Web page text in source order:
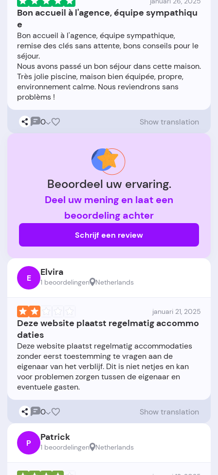
Bon accueil à l'agence, équipe sympathiqu
e
Bon accueil à l'agence, équipe sympathique,
remise des clés sans attente, bons conseils pour le
séjour.
Nous avons passé un bon séjour dans cette maison.
Très jolie piscine, maison bien équipée, propre,
environnement calme. Nous reviendrons sans
0 Show translation
Beoordeel uw ervaring.
Deel uw mening en laat een
beoordeling achter
Schrijf een review
E Elvira
1 beoordelingen Netherlands
januari 21, 2025
Deze website plaatst regelmatig accommo
daties
Deze website plaatst regelmatig accommodaties
zonder eerst toestemming te vragen aan de
eigenaar van het verblijf. Dit is niet netjes en kan
voor problemen zorgen tussen de eigenaar en
0 Show translation
P Patrick
1 beoordelingen Netherlands